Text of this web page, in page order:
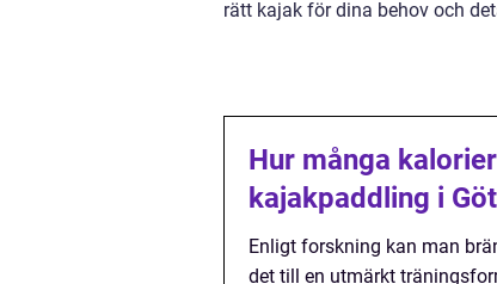
rätt kajak för dina behov och
Hur många
kajakpaddling i
Enligt forskning kan man
det till en utmärkt